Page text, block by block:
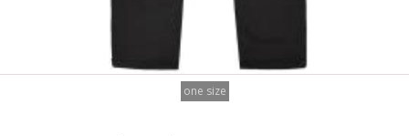
one size